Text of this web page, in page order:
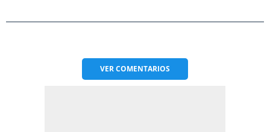
VERCOMENTARIOS